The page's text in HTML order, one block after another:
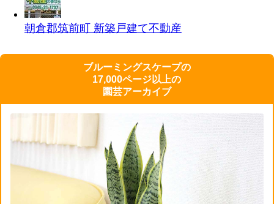
朝倉郡筑前町 新築戸建て不動産
ブルーミングスケープの
17,000ページ以上の
園芸アーカイブ